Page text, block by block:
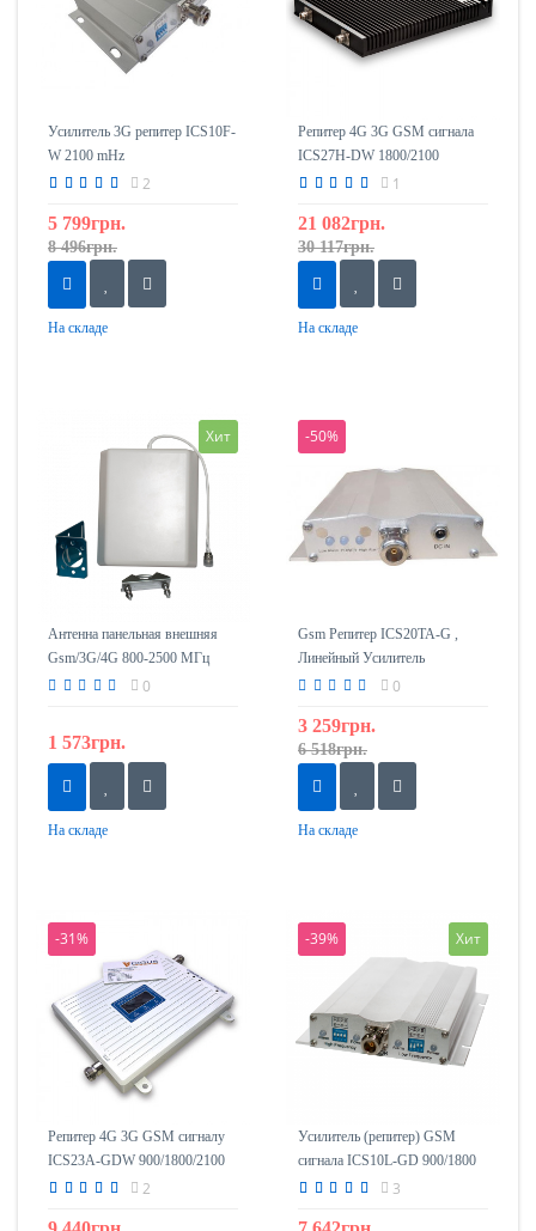
Усилитель 3G репитер ICS10F-
W 2100 mHz
2
5 799грн.
8 496грн.
На складе
Репитер 4G 3G GSM сигнала
ICS27H-DW 1800/2100
1
21 082грн.
30 117грн.
На складе
Хит
Антенна панельная внешняя
Gsm/3G/4G 800-2500 МГц
ICS-OPA-10D (10дБ)
0
1 573грн.
На складе
-50%
Gsm Репитер ICS20TA-G ,
Линейный Усилитель
0
3 259грн.
6 518грн.
На складе
-31%
Репитер 4G 3G GSM сигналу
ICS23A-GDW 900/1800/2100
2
-39% Хит
Усилитель (репитер) GSM
сигнала ICS10L-GD 900/1800
3